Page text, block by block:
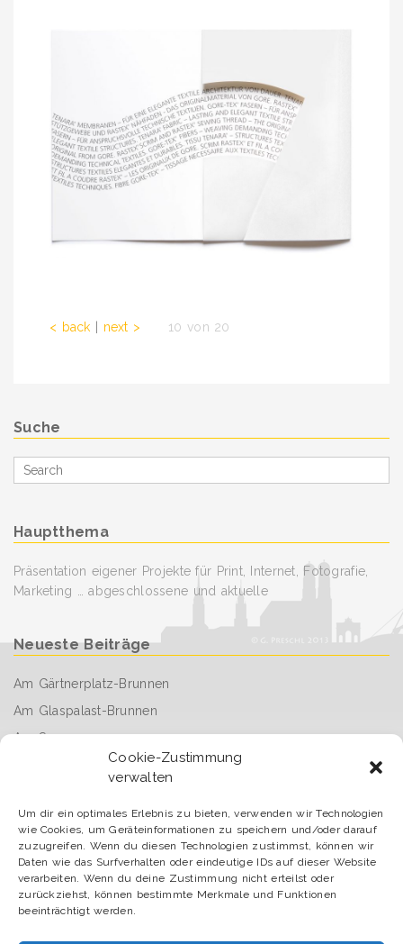
Cookie-Zustimmung
verwalten
Um dir ein optimales Erlebnis zu bieten, verwenden wir Technologien
wie Cookies, um Geräteinformationen zu speichern und/oder darauf
zuzugreifen. Wenn du diesen Technologien zustimmst, können wir
Daten wie das Surfverhalten oder eindeutige IDs auf dieser Website
verarbeiten. Wenn du deine Zustimmung nicht erteilst oder
zurückziehst, können bestimmte Merkmale und Funktionen
beeinträchtigt werden.
< back next > 10 von 20
Suche
Search
for
Hauptthema
Präsentation eigener Projekte für Print, Internet, Fotografie,
Marketing … abgeschlossene und aktuelle
Neueste Beiträge
Am Gärtnerplatz-Brunnen
Am Glaspalast-Brunnen
Am See
Fahrt mit der legendären Dampf-Straßenbahn
Damit der Tag gut beginnt
arrived – angekommen
Erfrischung willkommen
Gegenlicht